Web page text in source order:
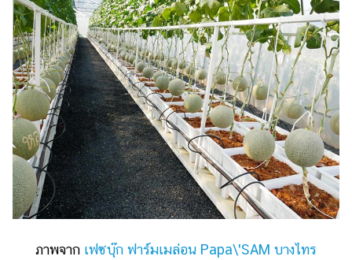
ภาพจาก เฟซบุ๊ก ฟาร์มเมล่อน Papa\'SAM บางไทร